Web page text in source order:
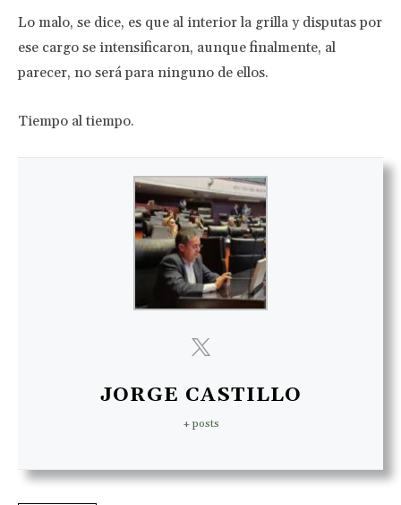
Lo malo, se dice, es que al interior la grilla y disputas por
ese cargo se intensificaron, aunque finalmente, al
parecer, no será para ninguno de ellos.
Tiempo al tiempo.
JORGE CASTILLO
+ posts